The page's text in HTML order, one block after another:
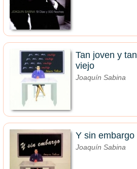
Tan joven y tan
viejo
Joaquín Sabina
Y sin embargo
Joaquín Sabina